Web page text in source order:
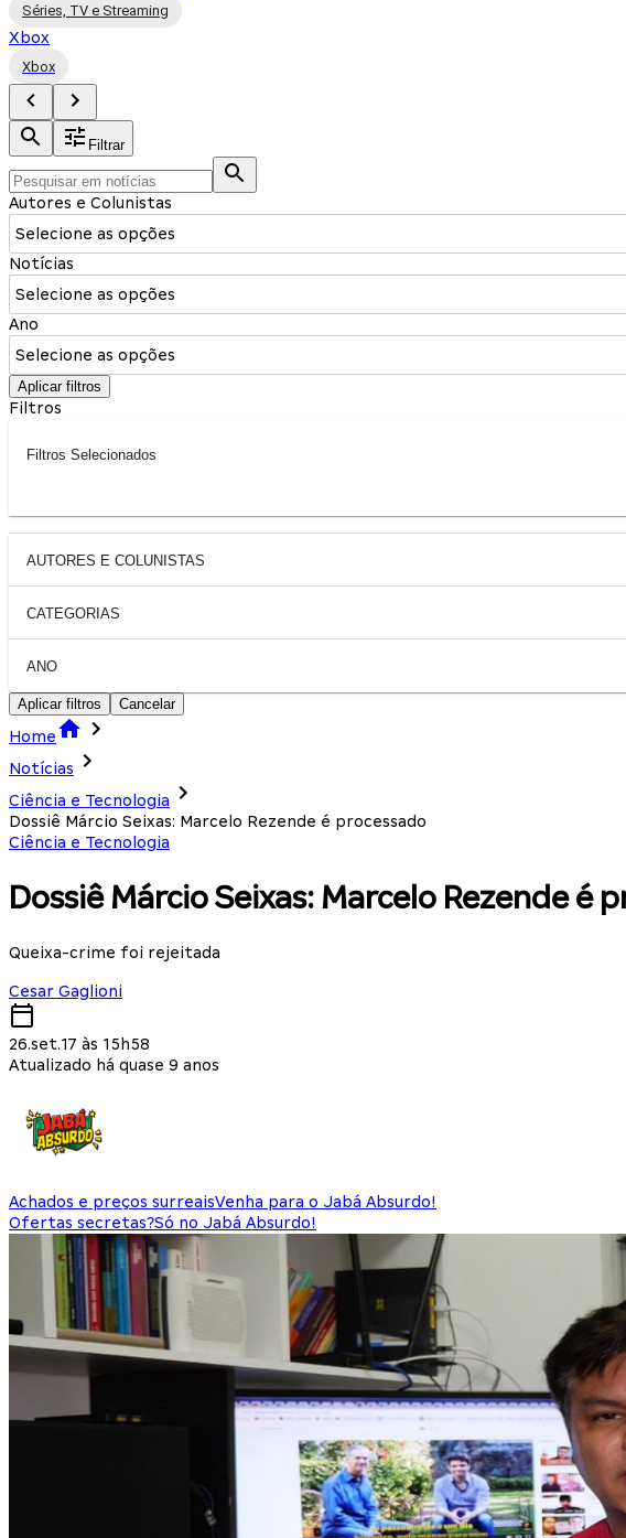
Séries, TV e Streaming
Xbox
Xbox
Filtrar
Autores e Colunistas
Selecione as opções
Notícias
Selecione as opções
Ano
Selecione as opções
Aplicar filtros
Filtros
Filtros Selecionados
AUTORES E COLUNISTAS
CATEGORIAS
ANO
Aplicar filtros Cancelar
Home
Notícias
Ciência e Tecnologia
Dossiê Márcio Seixas: Marcelo Rezende é processado
Ciência e Tecnologia
Dossiê Márcio Seixas: Marcelo Rezende é
Queixa-crime foi rejeitada
Cesar Gaglioni
26.set.17 às 15h58
Atualizado há quase 9 anos
Achados e preços surreaisVenha para o Jabá Absurdo!
Ofertas secretas?Só no Jabá Absurdo!